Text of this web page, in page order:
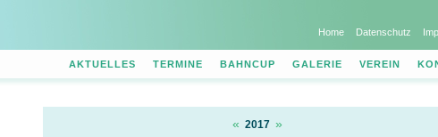
Home Datenschutz
AKTUELLES TERMINE BAHNCUP GALERIE VEREIN
« 2017 »